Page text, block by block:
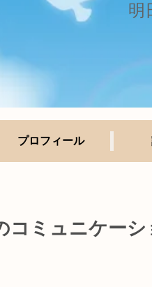
明
プロフィール
コミュニケー